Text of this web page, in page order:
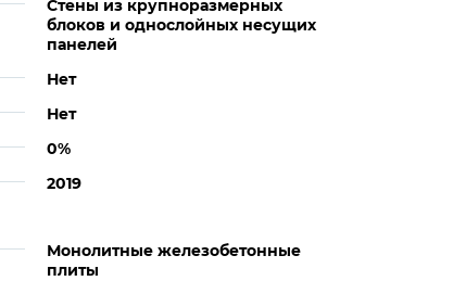
Стены из крупноразмерных
блоков и однослойных несущих
панелей
Нет
Нет
0%
2019
Монолитные железобетонные
плиты